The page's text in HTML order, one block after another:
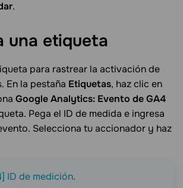
.
una etiqueta
para rastrear la activación de
En la pestaña Etiquetas, haz clic en
Google Analytics: Evento de GA4
Pega el ID de medida e ingresa
Selecciona tu accionador y haz
ID de medición.